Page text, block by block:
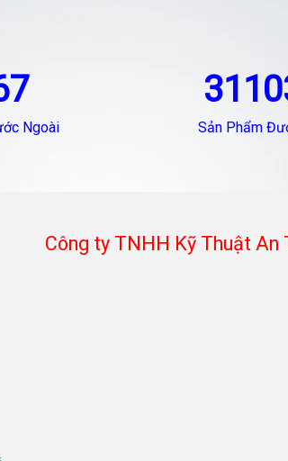
Ngoài Sản Phẩm
Công ty TNHH Kỹ Thuật An